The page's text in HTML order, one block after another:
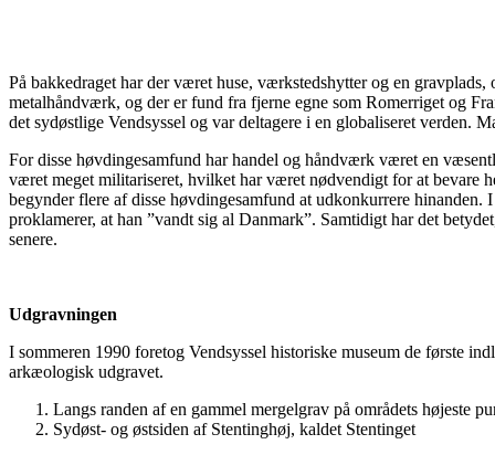
På bakkedraget har der været huse, værkstedshytter og en
metalhåndværk, og der er fund fra fjerne egne som Romerriget og
det sydøstlige Vendsyssel og var deltagere i en globaliseret verden.
For disse høvdingesamfund har handel og håndværk været en
været meget militariseret, hvilket har været nødvendigt for at bevare
begynder flere af disse høvdingesamfund at udkonkurrere
proklamerer, at han ”vandt sig al Danmark”. Samtidigt har det
senere.
Udgravningen
I sommeren 1990 foretog Vendsyssel historiske museum de første
arkæologisk udgravet.
Langs randen af en gammel mergelgrav på områdets højeste
Sydøst- og østsiden af Stentinghøj, kaldet Stentinget